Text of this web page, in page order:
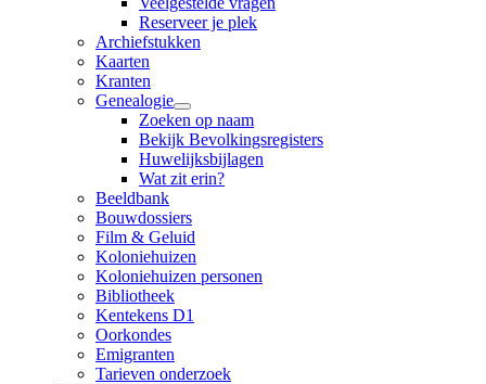
Reserveer je plek
Archiefstukken
Kaarten
Kranten
Genealogie
Zoeken op naam
Bekijk Bevolkingsregisters
Huwelijksbijlagen
Wat zit erin?
Beeldbank
Bouwdossiers
Film & Geluid
Koloniehuizen
Koloniehuizen personen
Bibliotheek
Kentekens D1
Oorkondes
Emigranten
Tarieven onderzoek